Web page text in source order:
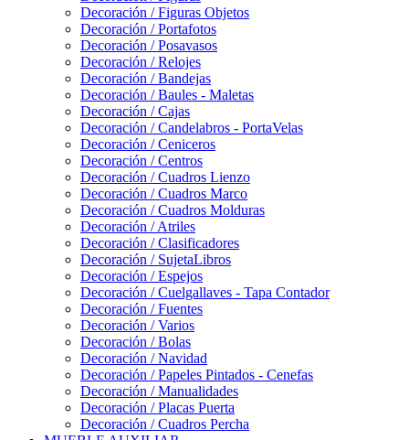
Decoración / Figuras Objetos
Decoración / Portafotos
Decoración / Posavasos
Decoración / Relojes
Decoración / Bandejas
Decoración / Baules - Maletas
Decoración / Cajas
Decoración / Candelabros - PortaVelas
Decoración / Ceniceros
Decoración / Centros
Decoración / Cuadros Lienzo
Decoración / Cuadros Marco
Decoración / Cuadros Molduras
Decoración / Atriles
Decoración / Clasificadores
Decoración / SujetaLibros
Decoración / Espejos
Decoración / Cuelgallaves - Tapa Contador
Decoración / Fuentes
Decoración / Varios
Decoración / Bolas
Decoración / Navidad
Decoración / Papeles Pintados - Cenefas
Decoración / Manualidades
Decoración / Placas Puerta
Decoración / Cuadros Percha